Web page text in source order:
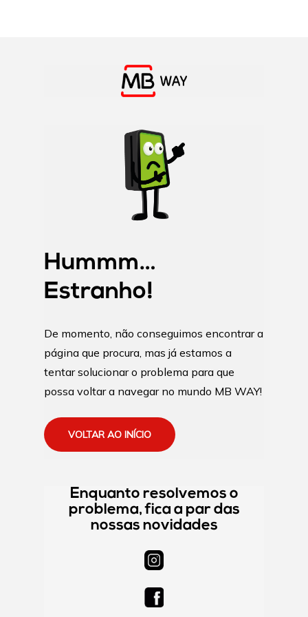
Hummm…
Estranho!
De momento, não conseguimos encontrar a
página que procura, mas já estamos a
tentar solucionar o problema para que
possa voltar a navegar no mundo MB WAY!
VOLTAR AO INÍCIO
Enquanto resolvemos o
problema, fica a par das
nossas novidades